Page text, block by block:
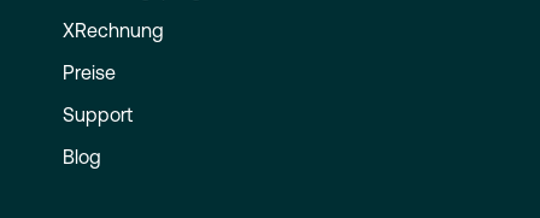
XRechnung
Preise
Support
Blog